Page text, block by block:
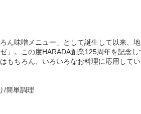
ん味噌メニュー」として誕生して以来、
」。この度HARADA創業125周年を記念
もちろん、いろいろなお料理に応用してい
/簡単調理